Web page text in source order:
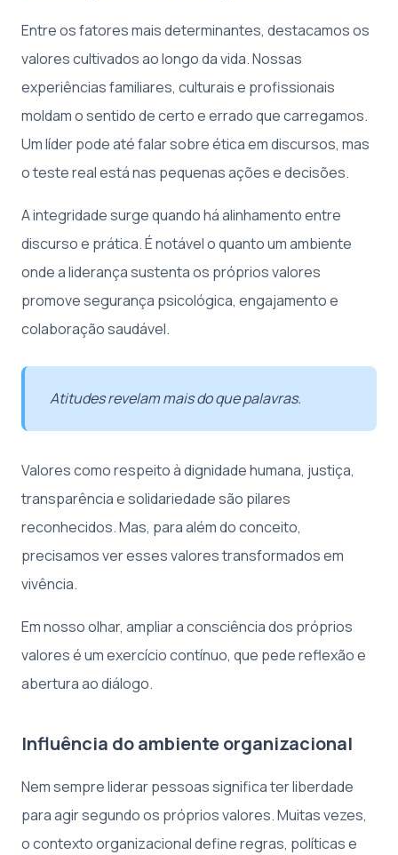
Entre os fatores mais determinantes, destacamos os
valores cultivados ao longo da vida. Nossas
experiências familiares, culturais e profissionais
moldam o sentido de certo e errado que carregamos.
Um líder pode até falar sobre ética em discursos, mas
o teste real está nas pequenas ações e decisões.
A integridade surge quando há alinhamento entre
discurso e prática. É notável o quanto um ambiente
onde a liderança sustenta os próprios valores
promove segurança psicológica, engajamento e
colaboração saudável.
Atitudes revelam mais do que palavras.
Valores como respeito à dignidade humana, justiça,
transparência e solidariedade são pilares
reconhecidos. Mas, para além do conceito,
precisamos ver esses valores transformados em
vivência.
Em nosso olhar, ampliar a consciência dos próprios
valores é um exercício contínuo, que pede reflexão e
abertura ao diálogo.
Influência do ambiente organizacional
Nem sempre liderar pessoas significa ter liberdade
para agir segundo os próprios valores. Muitas vezes,
o contexto organizacional define regras, políticas e